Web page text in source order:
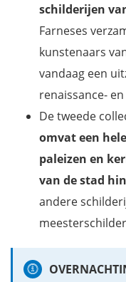
schilderijen
Farneses
kunstenaars
vandaag een
renaissance-
De tweede
omvat een
paleizen en
van de stad
andere